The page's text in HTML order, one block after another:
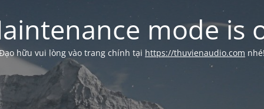
mode is
hữu vui lòng vào trang chính tại https://thuvienaudio.com